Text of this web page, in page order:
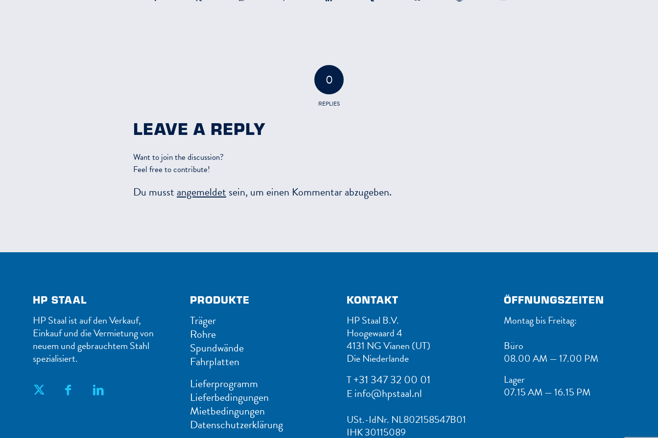
0
REPLIES
LEAVE A REPLY
Want to join the discussion?
Feel free to contribute!
Du musst angemeldet sein, um einen Kommentar abzugeben.
HP STAAL
HP Staal ist auf den Verkauf,
Einkauf und die Vermietung von
neuem und gebrauchtem Stahl
spezialisiert.
PRODUKTE
Träger
Rohre
Spundwände
Fahrplatten
Lieferprogramm
Lieferbedingungen
Mietbedingungen
Datenschutzerklärung
KONTAKT
HP Staal B.V.
Hoogewaard 4
4131 NG Vianen (UT)
Die Niederlande
T+31 347 32 00 01
E info@hpstaal.nl
USt.-IdNr. NL802158547B01
IHK 30115089
ÖFFNUNGSZEITEN
Montag bis Freitag:
Büro
08.00 AM — 17.00 PM
Lager
07.15 AM — 16.15 PM